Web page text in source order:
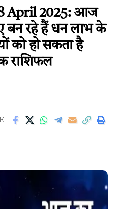
April 2025: आज
बन रहे हैं धन लाभ के
को हो सकता है
राशिफल